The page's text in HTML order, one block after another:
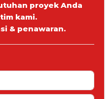
proyek Anda
kami.
& penawaran.